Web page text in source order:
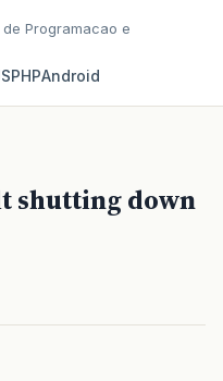
Programacao e
PHPAndroid
shutting down